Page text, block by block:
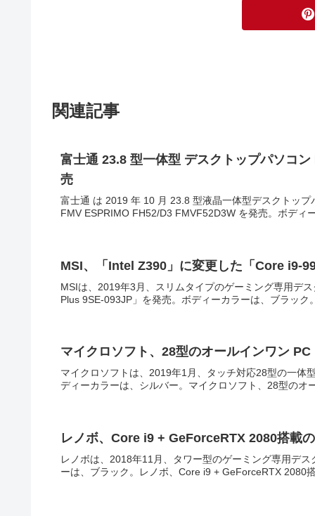
関連記事
富士通 23.8 型一体型 デスクトップパソコ
売
富士通 は 2019 年 10 月 23.8 型液晶一体型デスクトッ
FMV ESPRIMO FH52/D3 FMVF52D3W を発売。ボディ
MSI、「Intel Z390」に変更した「Core i9-
MSIは、2019年3月、スリムタイプのゲーミング専用デ
Plus 9SE-093JP」を発売。ボディーカラーは、ブラック
マイクロソフト、28型のオールインワン
マイクロソフトは、2019年1月、タッチ対応28型の一体
ディーカラーは、シルバー。マイクロソフト、28型のオ
レノボ、Core i9 + GeForceRTX 2080搭載
レノボは、2018年11月、タワー型のゲーミング専用デ
ーは、ブラック。レノボ、Core i9 + GeForceRTX 2080